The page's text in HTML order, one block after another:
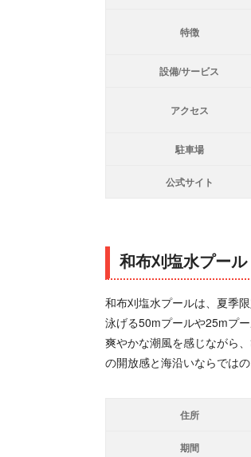
特徴
設備/サービス
アクセス
駐車場
公式サイト
和布刈塩水プール
和布刈塩水プールは、夏季
泳げる50mプールや25mプ
爽やかな潮風を感じながら
の開放感と海沿いならでは
住所
期間